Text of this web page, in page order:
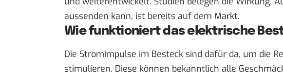
aussenden kann, ist bereits auf dem Markt.
Wie funktioniert das elektrische
Die Stromimpulse im Besteck sind dafür da, um die
stimulieren. Diese können bekanntlich alle